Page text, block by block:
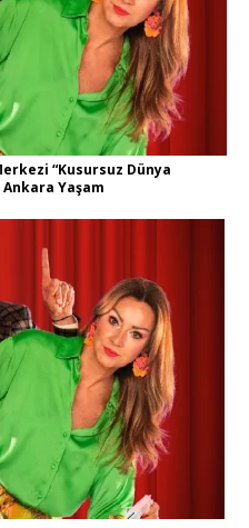
“Kusursuz Dünya
Yaşam